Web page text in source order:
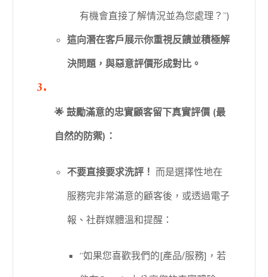
有機會直接了解情況並為您處理？”)
這向潛在客戶展示你重視反饋並積極解
決問題，與惡意評價形成對比。
🌟 鼓勵滿意的忠實顧客留下真實評價 (最
自然的防禦)：
不要直接要求洗評！ 而是選擇性地在
服務完非常滿意的顧客後，或透過電子
報、社群媒體溫和提醒：
“如果您喜歡我們的[產品/服務]，若